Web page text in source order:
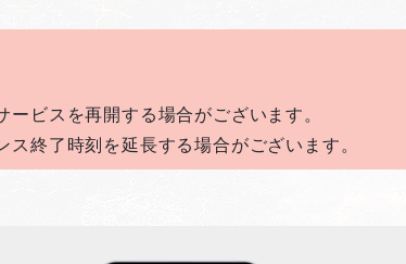
ビスを再開する場合がございます。
終了時刻を延長する場合がございます。